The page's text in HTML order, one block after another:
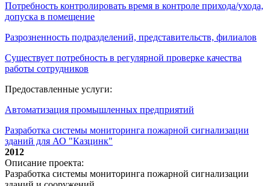
Потребность контролировать время в контроле прихода/ухода,
допуска в помещение
Разрозненность подразделений, представительств, филиалов
Существует потребность в регулярной проверке качества
работы сотрудников
Предоставленные услуги:
Автоматизация промышленных предприятий
Разработка системы мониторинга пожарной сигнализации
зданий для АО "Казцинк"
2012
Описание проекта:
Разработка системы мониторинга пожарной сигнализации